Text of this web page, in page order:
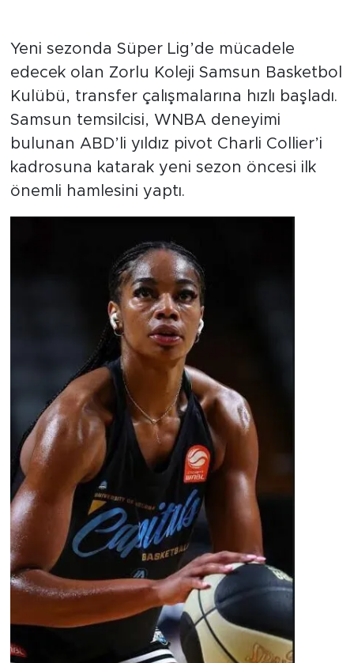
Yeni sezonda Süper Lig’de mücadele
edecek olan Zorlu Koleji Samsun Basketbol
Kulübü, transfer çalışmalarına hızlı başladı.
Samsun temsilcisi, WNBA deneyimi
bulunan ABD’li yıldız pivot Charli Collier’i
kadrosuna katarak yeni sezon öncesi ilk
önemli hamlesini yaptı.